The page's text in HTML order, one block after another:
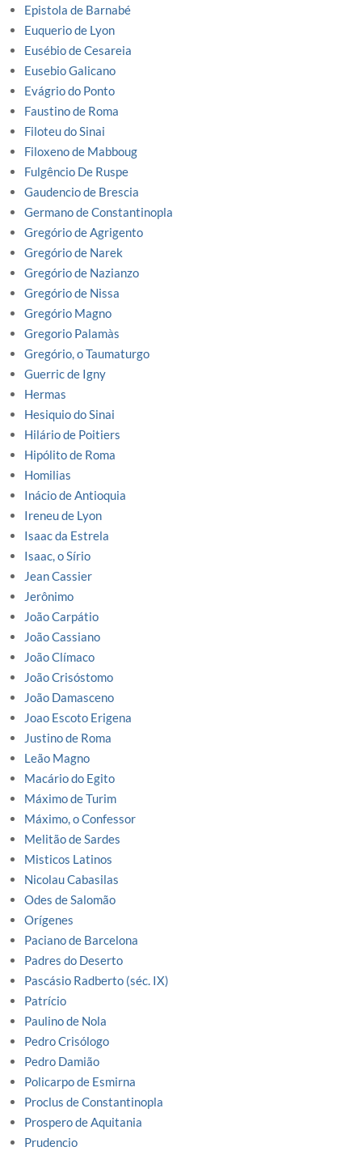
Epistola de Barnabé
Euquerio de Lyon
Eusébio de Cesareia
Eusebio Galicano
Evágrio do Ponto
Faustino de Roma
Filoteu do Sinai
Filoxeno de Mabboug
Fulgêncio De Ruspe
Gaudencio de Brescia
Germano de Constantinopla
Gregório de Agrigento
Gregório de Narek
Gregório de Nazianzo
Gregório de Nissa
Gregório Magno
Gregorio Palamàs
Gregório, o Taumaturgo
Guerric de Igny
Hermas
Hesiquio do Sinai
Hilário de Poitiers
Hipólito de Roma
Homilias
Inácio de Antioquia
Ireneu de Lyon
Isaac da Estrela
Isaac, o Sírio
Jean Cassier
Jerônimo
João Carpátio
João Cassiano
João Clímaco
João Crisóstomo
João Damasceno
Joao Escoto Erigena
Justino de Roma
Leão Magno
Macário do Egito
Máximo de Turim
Máximo, o Confessor
Melitão de Sardes
Misticos Latinos
Nicolau Cabasilas
Odes de Salomão
Orígenes
Paciano de Barcelona
Padres do Deserto
Pascásio Radberto (séc. IX)
Patrício
Paulino de Nola
Pedro Crisólogo
Pedro Damião
Policarpo de Esmirna
Proclus de Constantinopla
Prospero de Aquitania
Prudencio